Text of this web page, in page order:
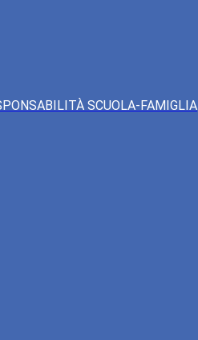
SCUOLA-FAMIGLIA